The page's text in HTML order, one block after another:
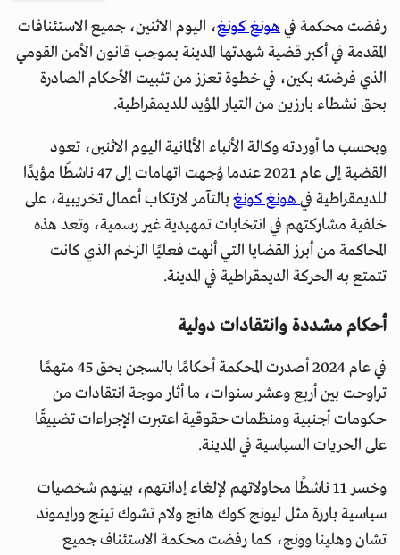
رفضت محكمة فيهونغ كونغ، اليوم الاثنين، جميع الاستئنافات
المقدمة في أكبر قضية شهدتها المدينة بموجب قانون الأمن القومي
الذي فرضته بكين، في خطوة تعزز من تثبيت الأحكام الصادرة
بحق نشطاء بارزين من التيار المؤيد للديمقراطية.
وبحسب ما أوردته وكالة الأنباء الألمانية اليوم الاثنين، تعود
القضية إلى عام 2021 عندما وُجهت اتهامات إلى 47 ناشطًا مؤيدًا
للديمقراطية فيهونغ كونغ بالتآمر لارتكاب أعمال تخريبية، على
خلفية مشاركتهم في انتخابات تمهيدية غير رسمية، وتعد هذه
المحاكمة من أبرز القضايا التي أنهت فعليًا الزخم الذي كانت
تتمتع به الحركة الديمقراطية في المدينة.
أحكام مشددة وانتقادات دولية
في عام 2024 أصدرت المحكمة أحكامًا بالسجن بحق 45 متهمًا
تراوحت بين أربع وعشر سنوات، ما أثار موجة انتقادات من
حكومات أجنبية ومنظمات حقوقية اعتبرت الإجراءات تضييقًا
على الحريات السياسية في المدينة.
وخسر 11 ناشطًا محاولاتهم لإلغاء إدانتهم، بينهم شخصيات
سياسية بارزة مثل ليونج كوك هانج ولام تشوك تينج ورايموند
تشان وهلينا وونج، كما رفضت محكمة الاستئناف جميع